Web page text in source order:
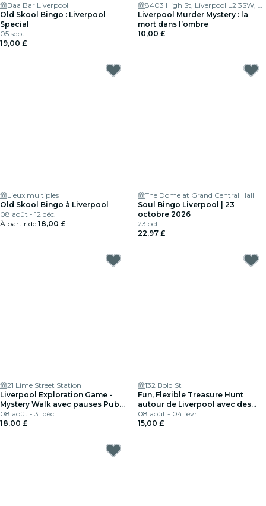
Baa Bar Liverpool
Old Skool Bingo : Liverpool
Special
05 sept.
19,00 £
8403 High St, Liverpool L2 3SW, UK
Liverpool Murder Mystery : la
mort dans l’ombre
10,00 £
Lieux multiples
Old Skool Bingo à Liverpool
08 août - 12 déc.
À partir de 18,00 £
The Dome at Grand Central Hall
Soul Bingo Liverpool | 23
octobre 2026
23 oct.
22,97 £
21 Lime Street Station
Liverpool Exploration Game -
Mystery Walk avec pauses Pub
et Café
08 août - 31 déc.
18,00 £
132 Bold St
Fun, Flexible Treasure Hunt
autour de Liverpool avec des
indices cryptiques et des trésors
cachés
08 août - 04 févr.
15,00 £